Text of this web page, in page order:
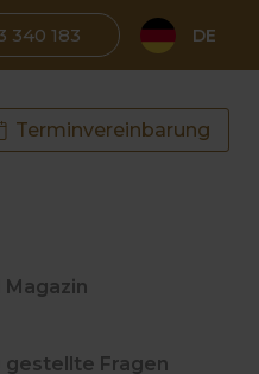
340 183 DE
Terminvereinbarung
Magazin
gestellte Fragen